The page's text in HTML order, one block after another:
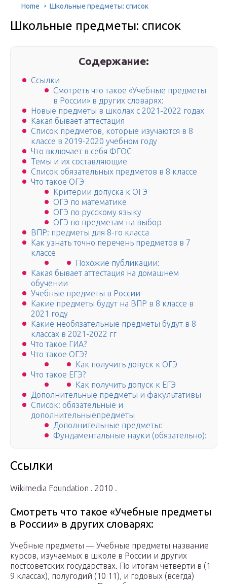
Home Школьные предметы: список
Школьные предметы: список
Содержание:
Ссылки
Смотреть что такое «Учебные предметы
в России» в других словарях:
Новые предметы в школах с 2021-2022 годах
Какая бывает аттестация
Список предметов, которые изучаются в 8
классе в 2019-2020 учебном году
Что включает в себя ФГОС
Темы и их составляющие
Список обязательных предметов в 8 классе
Что такое ОГЭ
Критерии допуска к ОГЭ
ОГЭ по математике
ОГЭ по русскому языку
ОГЭ по предметам на выбор
ВПР: предметы для 8-го класса
Как узнать точно перечень предметов в 7
классе
Похожие публикации:
Какая бывает аттестация на домашнем
обучении
Учебные предметы в России
Какие предметы будут на ВПР в 8 классе в
2021 году
Какие необязательные предметы будут в 8
классах в 2021-2022 гг
Что такое ГИА?
Что такое ОГЭ?
Как получить допуск к ОГЭ
Что такое ЕГЭ?
Как получить допуск к ЕГЭ
Дополнительные предметы и факультативы
Список: обязательные и
дополнительныепредметы
Дополнительные предметы:
Фундаментальные науки (обязательно):
Ссылки
Wikimedia Foundation . 2010 .
Смотреть что такое «Учебные предметы
в России» в других словарях:
Учебные предметы — Учебные предметы название
курсов, изучаемых в школе в России и других
постсоветских государствах. По итогам четверти в (1
9 классах), полугодий (10 11), и годовых (всегда)